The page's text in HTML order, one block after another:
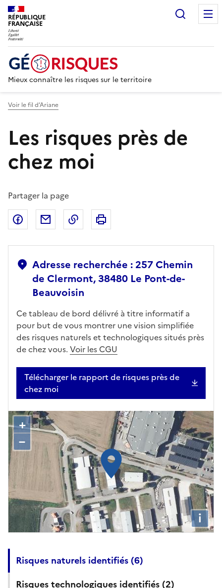
RÉPUBLIQUE
FRANÇAISE
Mieux connaître les risques sur le territoire
Voir le fil d’Ariane
Les risques près de
chez moi
Partager la page
Partager sur Facebook
Partager par emailCopier dans le presse-papier
Adresse recherchée : 257 Chemin
de Clermont, 38480 Le Pont-de-
Beauvoisin
Ce tableau de bord délivré à titre informatif a
pour but de vous montrer une vision simplifiée
des risques naturels et technologiques situés près
de chez vous. Voir les CGU
Télécharger le rapport de risques près de
chez moi
+
–
i
Risques naturels identifiés (6)
Risques technologiques identifiés (2)